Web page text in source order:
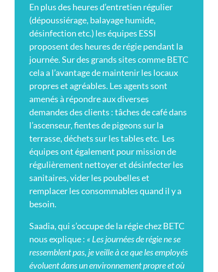
En plus des heures d’entretien régulier
(dépoussiérage, balayage humide,
désinfection etc.) les équipes ESSI
proposent des heures de régie pendant la
journée. Sur des grands sites comme BETC
cela a l’avantage de maintenir les locaux
propres et agréables. Les agents sont
amenés à répondre aux diverses
demandes des clients : tâches de café dans
l’ascenseur, fientes de pigeons sur la
terrasse, déchets sur les tables etc. Les
équipes ont également pour mission de
régulièrement nettoyer et désinfecter les
sanitaires, vider les poubelles et
remplacer les consommables quand il y a
besoin.
Saadia, qui s’occupe de la régie chez BETC
nous explique : « Les journées de régie ne se
ressemblent pas, je veille à ce que les employés
évoluent dans un environnement propre et où